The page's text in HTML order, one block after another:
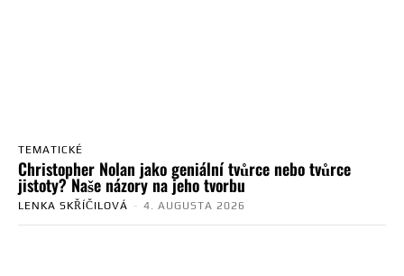
TEMATICKÉ
Christopher Nolan jako geniální tvůrce nebo tvůrce
jistoty? Naše názory na jeho tvorbu
LENKA SKŘÍČILOVÁ - 4. AUGUSTA 2026